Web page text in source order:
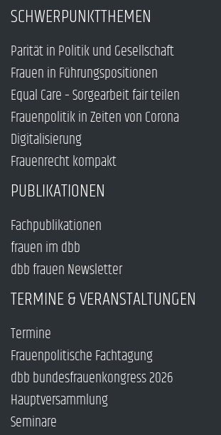
SCHWERPUNKTTHEMEN
Parität in Politik und Gesellschaft
Frauen in Führungspositionen
Equal Care – Sorgearbeit fair teilen
Frauenpolitik in Zeiten von Corona
Digitalisierung
Frauenrecht kompakt
PUBLIKATIONEN
Fachpublikationen
frauen im dbb
dbb frauen Newsletter
TERMINE & VERANSTALTUNGEN
Termine
Frauenpolitische Fachtagung
dbb bundesfrauenkongress 2026
Hauptversammlung
Seminare